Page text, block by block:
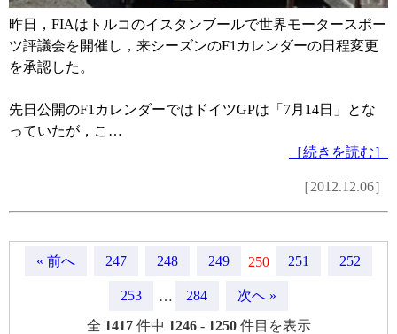
昨日，FIAはトルコのイスタンブールで世界モータースポー
ツ評議会を開催し，来シーズンのF1カレンダーの日程変更
を承認した。
先日公開のF1カレンダーではドイツGPは「7月14日」とな
っていたが，こ…
［続きを読む］
［2012.12.06］
« 前へ 247 248 249 250 251 252
253 … 284
次へ »
全 1417件中 1246- 1250件目を表示